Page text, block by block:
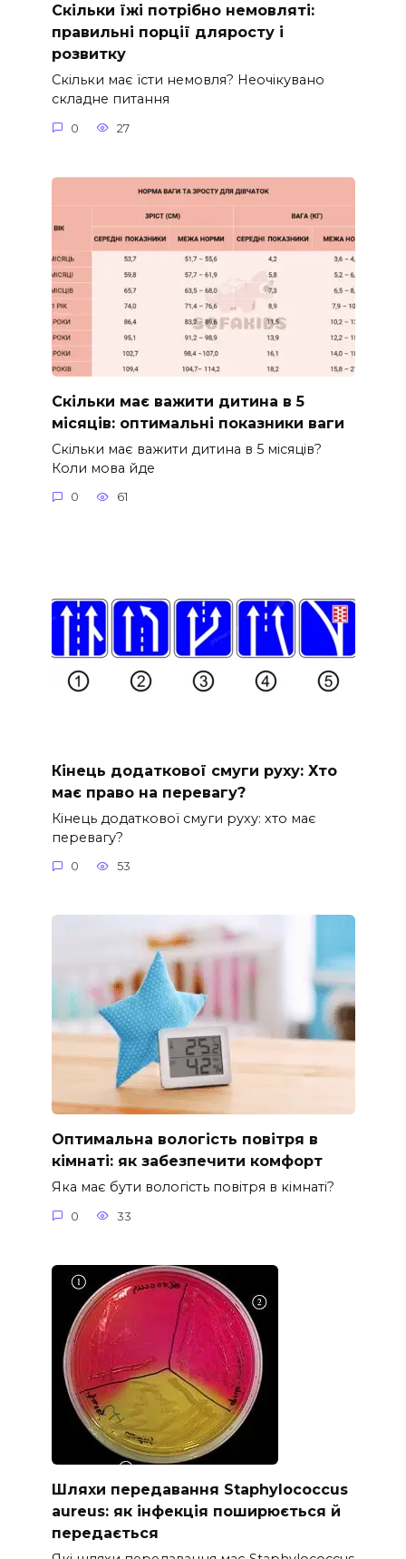
Скільки їжі потрібно немовляті:
правильні порції дляросту і
розвитку
Скільки має їсти немовля? Неочікувано
складне питання
0 27
Скільки має важити дитина в 5
місяців: оптимальні показники ваги
Скільки має важити дитина в 5 місяців?
Коли мова йде
0 61
Кінець додаткової смуги руху: Хто
має право на перевагу?
Кінець додаткової смуги руху: хто має
перевагу?
0 53
Оптимальна вологість повітря в
кімнаті: як забезпечити комфорт
Яка має бути вологість повітря в кімнаті?
0 33
Шляхи передавання Staphylococcus
aureus: як інфекція поширюється й
передається